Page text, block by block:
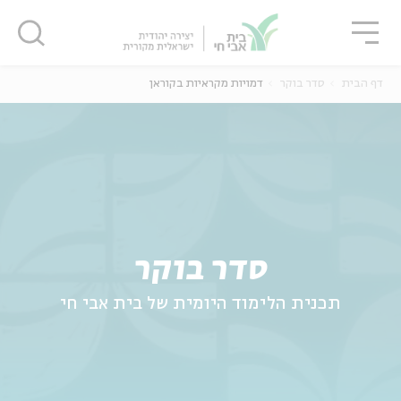
סדר בוקר
תכנית הלימוד היומית של בית אבי חי
דף הבית סדר בוקר דמויות מקראיות בקוראן
סגור